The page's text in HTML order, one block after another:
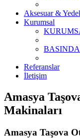
Aksesuar &
Kurumsal
Referanslar
İletişim
Amasya
Makinaları
Amasya Taşova